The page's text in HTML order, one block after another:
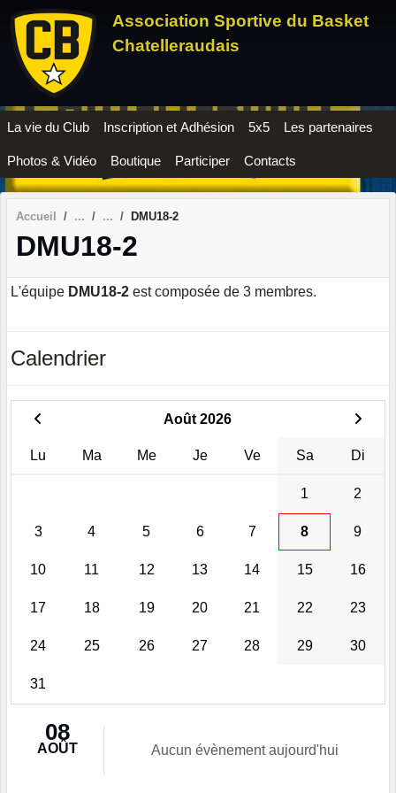
Association Sportive du Basket
Chatelleraudais
La vie du Club Inscription et Adhésion 5x5 Les partenaires
Photos & Vidéo Boutique Participer Contacts
Accueil DMU18-2
DMU18-2
L'équipe DMU18-2 est composée de 3 membres.
Calendrier
Août 2026
Lu Ma Me Je Ve Sa Di
1 2
3 4 5 6 7 8 9
10 11 12 13 14 15 16
17 18 19 20 21 22 23
24 25 26 27 28 29 30
31
08
AOÛT Aucun évènement aujourd'hui
Panneau de gestion des cookies